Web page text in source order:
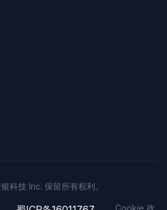
科技 Inc. 保留所有权利。
Cookie 政